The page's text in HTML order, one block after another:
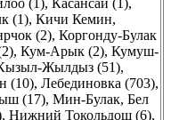
(1), Касансай (1),
(1), Кичи Кемин,
(2), Коргонду-Булак
, Кум-Арык (2), Кумуш-
Жылдыз (51),
(10), Лебединовка (703),
(17), Мин-Булак, Бел
, Нижний Токольдош (6),